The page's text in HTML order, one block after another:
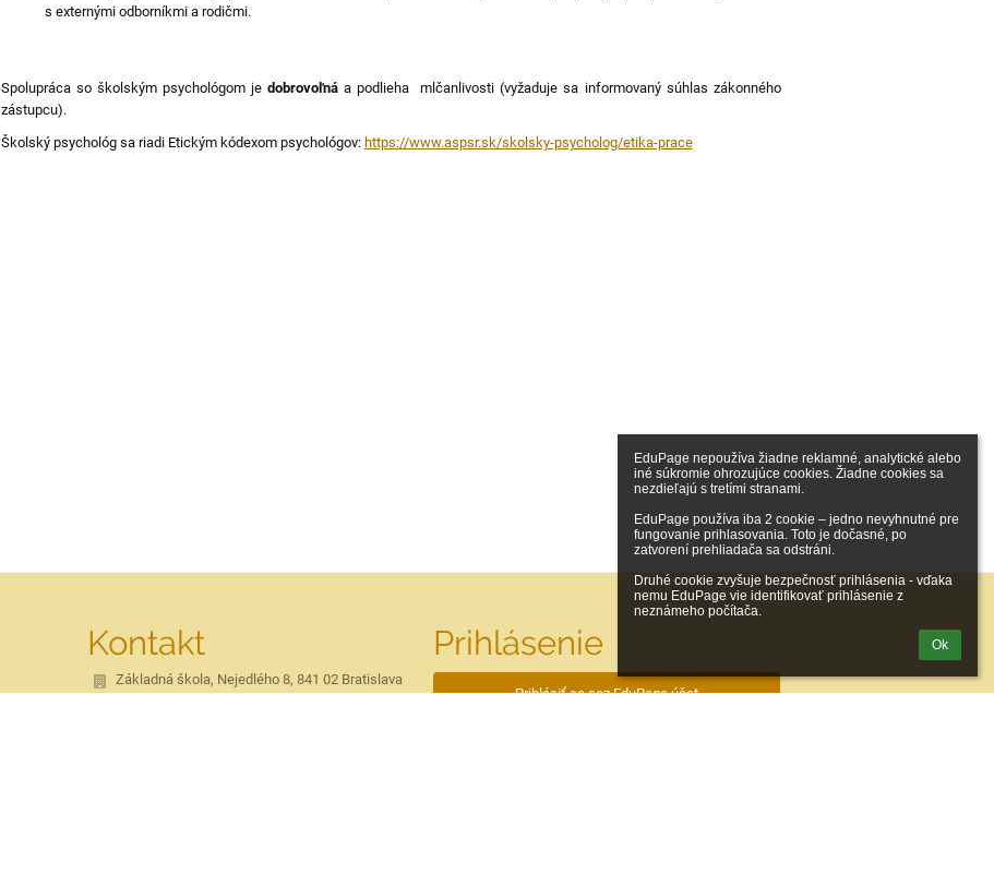
EduPage nepoužíva žiadne reklamné, analytické alebo
iné súkromie ohrozujúce cookies. Žiadne cookies sa
nezdieľajú s tretími stranami.
EduPage používa iba 2 cookie – jedno nevyhnutné pre
fungovanie prihlasovania. Toto je dočasné, po
zatvorení prehliadača sa odstráni.
Druhé cookie zvyšuje bezpečnosť prihlásenia - vďaka
nemu EduPage vie identifikovať prihlásenie z
neznámeho počítača.
Ok
s externými odborníkmi a rodičmi.
Spolupráca so školským psychológom jedobrovoľná a podlieha mlčanlivosti (vyžaduje sa informovaný súhlas zákonného
zástupcu).
Školský psychológ sa riadi Etickým kódexom psychológov: https://www.aspsr.sk/skolsky-psycholog/etika-prace
Kontakt
Základná škola, Nejedlého 8, 841 02 Bratislava
Prihlásenie
Prihlásiť sa cez EduPage účet